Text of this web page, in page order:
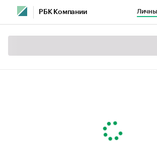
РБК Компании